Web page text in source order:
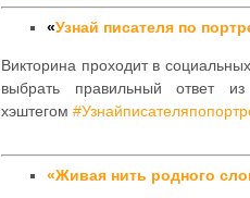
«Узнай писателя по
Викторина проходит в
выбрать правильный ответ
хэштегом
«Живая нить родного